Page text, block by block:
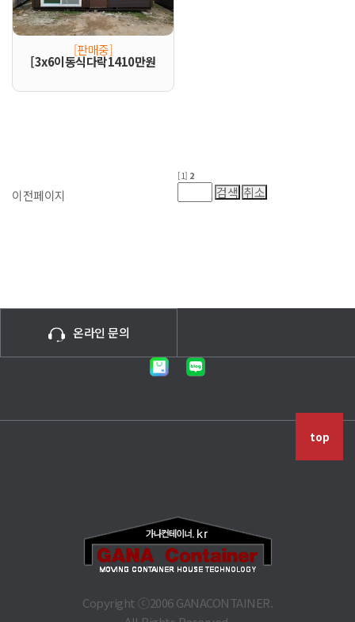
[판매중]
[3x6이동식다락1410만원
이전페이지
[1] 2
온라인 문의
top
Copyright ⓒ2006 GANACONTAINER.